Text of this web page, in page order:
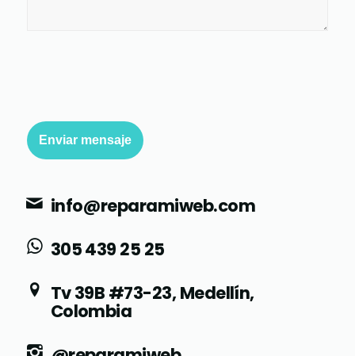
info@reparamiweb.com
305 439 25 25
Tv 39B #73-23, Medellín,
Colombia